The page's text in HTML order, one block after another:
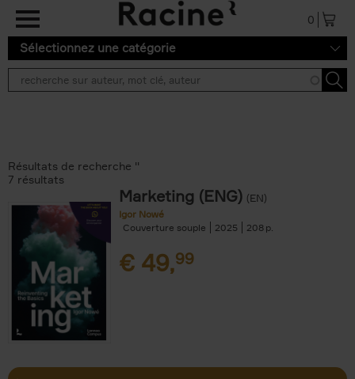
Aller au contenu principal
0
Sélectionnez une catégorie
Résultats de recherche ''
7 résultats
Marketing (ENG) (EN)
Igor Nowé
Couverture souple
2025 208
€ 49,99